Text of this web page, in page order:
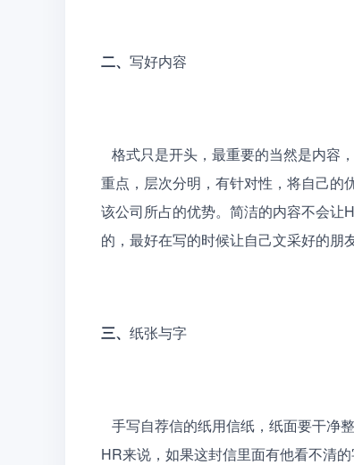
二、 写好内容
重点，层次分明，有针对性，将自己的
该公司所占的优势。简洁的内容不会让
的，最好在写的时候让自己文采好的朋
三、 纸张与字
HR来说，如果这封信里面有他看不清